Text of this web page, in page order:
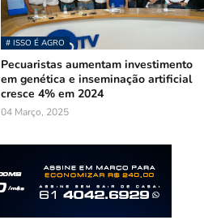
# ISSO É AGRO
Pecuaristas aumentam investimento
em genética e inseminação artificial
cresce 4% em 2024
04 Março, 2025